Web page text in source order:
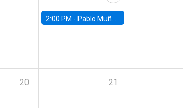
2:00 PM - Pablo Muñoz, Universidad de Chile
20 21